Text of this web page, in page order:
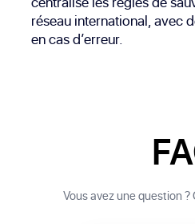
réseau international, avec
en cas d’erreur.
Vous avez une question